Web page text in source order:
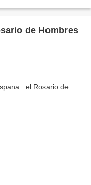
de Hombres